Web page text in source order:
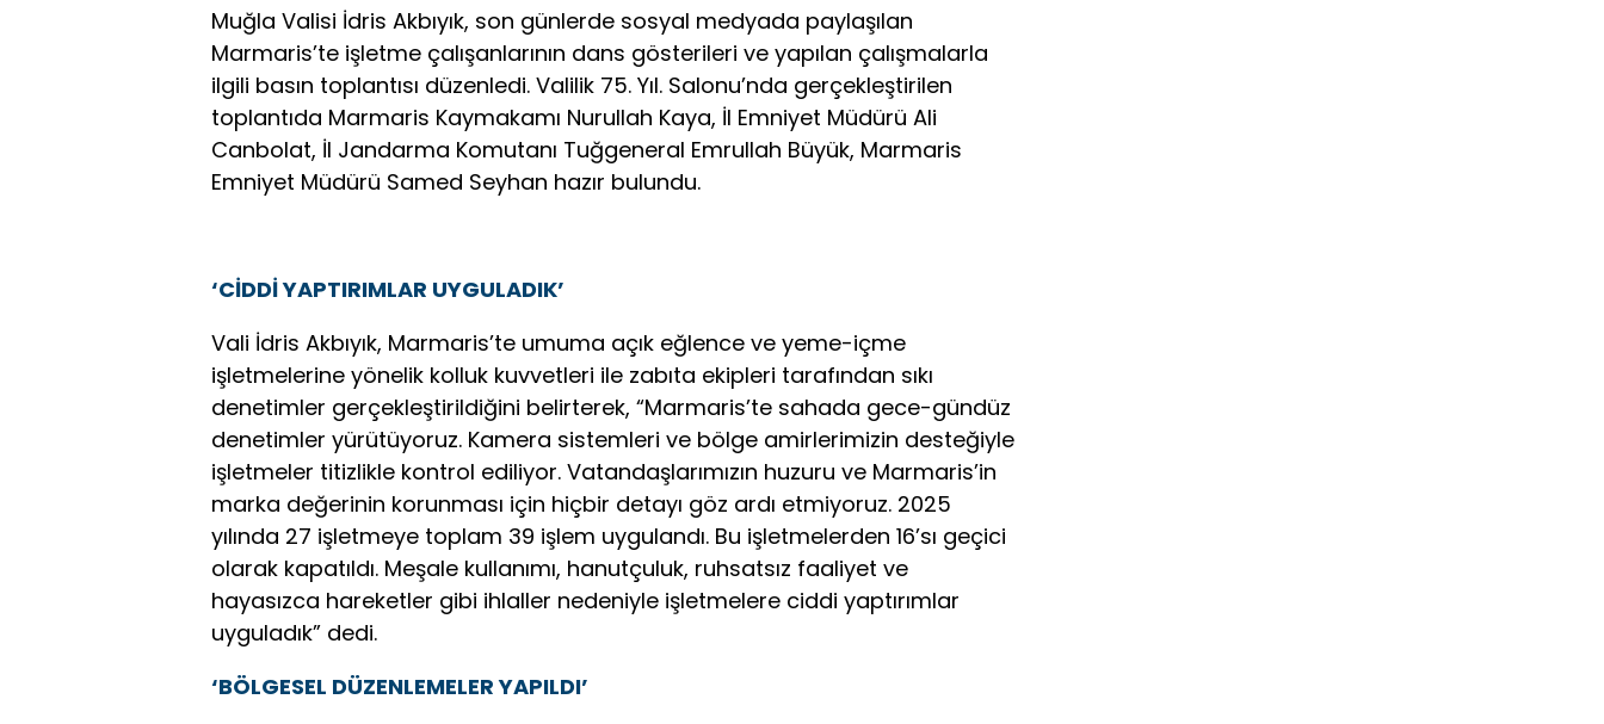
Muğla Valisi İdris Akbıyık, son günlerde sosyal medyada paylaşılan
Marmaris’te işletme çalışanlarının dans gösterileri ve yapılan çalışmalarla
ilgili basın toplantısı düzenledi. Valilik 75. Yıl. Salonu’nda gerçekleştirilen
toplantıda Marmaris Kaymakamı Nurullah Kaya, İl Emniyet Müdürü Ali
Canbolat, İl Jandarma Komutanı Tuğgeneral Emrullah Büyük, Marmaris
Emniyet Müdürü Samed Seyhan hazır bulundu.
‘CİDDİ YAPTIRIMLAR UYGULADIK’
Vali İdris Akbıyık, Marmaris’te umuma açık eğlence ve yeme-içme
işletmelerine yönelik kolluk kuvvetleri ile zabıta ekipleri tarafından sıkı
denetimler gerçekleştirildiğini belirterek, “Marmaris’te sahada gece-gündüz
denetimler yürütüyoruz. Kamera sistemleri ve bölge amirlerimizin desteğiyle
işletmeler titizlikle kontrol ediliyor. Vatandaşlarımızın huzuru ve Marmaris’in
marka değerinin korunması için hiçbir detayı göz ardı etmiyoruz. 2025
yılında 27 işletmeye toplam 39 işlem uygulandı. Bu işletmelerden 16’sı geçici
olarak kapatıldı. Meşale kullanımı, hanutçuluk, ruhsatsız faaliyet ve
hayasızca hareketler gibi ihlaller nedeniyle işletmelere ciddi yaptırımlar
uyguladık” dedi.
‘BÖLGESEL DÜZENLEMELER YAPILDI’